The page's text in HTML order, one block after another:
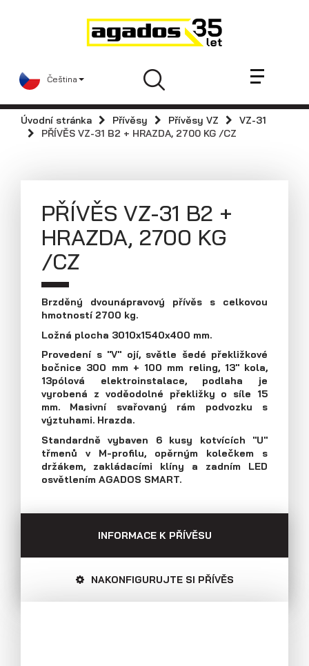
Čeština
Novinky a články
Prodejci
Kontakt
Videa
Náhradní díly
Servis
Skladové přívěsy
Praktické informace
Kariéra
Navštivte nás
Průmyslová 2081, 594 01 Velké Meziříčí
Tel: +420 566 653 311
Fax: +420 566 653 368
E-mail: obchod@agados.cz
Sledujte nás
AGA KIT
Přívěsy s koly vedle ložné plochy
(plechové bočnice)
(překližkové a hliníkové bočnice)
Úvodní stránka Přívěsy Přívěsy VZ
VZ-31
PŘÍVĚS VZ-31 B2 + HRAZDA, 2700 KG /CZ
PŘÍVĚS VZ-31 B2 +
HRAZDA, 2700 KG
/CZ
Brzděný dvounápravový přívěs s celkovou
hmotností 2700 kg.
Ložná plocha 3010x1540x400 mm.
Provedení s "V" ojí, světle šedé překližkové
bočnice 300 mm + 100 mm reling, 13" kola,
13pólová elektroinstalace, podlaha je
vyrobená z voděodolné překližky o síle 15
mm. Masivní svařovaný rám podvozku s
výztuhami. Hrazda.
Standardně vybaven 6 kusy kotvících "U"
třmenů v M-profilu, opěrným kolečkem s
držákem, zakládacími klíny a zadním LED
osvětlením AGADOS SMART.
INFORMACE K PŘÍVĚSU
NAKONFIGURUJTE SI PŘÍVĚS